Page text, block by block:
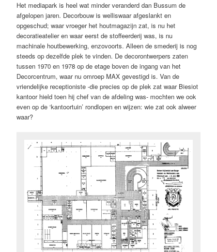
Het mediapark is heel wat minder veranderd dan Bussum de
afgelopen jaren. Decorbouw is welliswaar afgeslankt en
opgeschud; waar vroeger het houtmagazijn zat, is nu het
decoratieatelier en waar eerst de stoffeerderij was, is nu
machinale houtbewerking, enzovoorts. Alleen de smederij is nog
steeds op dezelfde plek te vinden. De decorontwerpers zaten
tussen 1970 en 1978 op de etage boven de ingang van het
Decorcentrum, waar nu omroep MAX gevestigd is. Van de
vriendelijke receptioniste -die precies op de plek zat waar Biesiot
kantoor hield toen hij chef van de afdeling was- mochten we ook
even op de ‘kantoortuin’ rondlopen en wijzen: wie zat ook alweer
waar?